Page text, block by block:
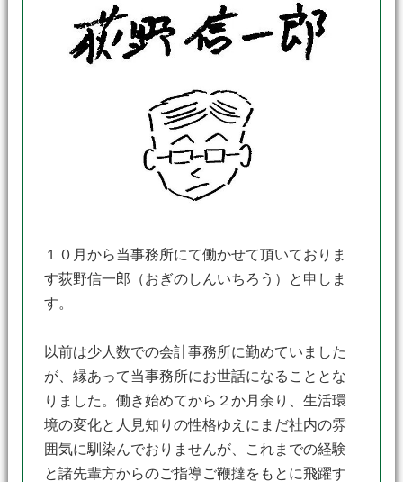
１０月から当事務所にて働かせて頂いておりま
す荻野信一郎（おぎのしんいちろう）と申しま
す。
以前は少人数での会計事務所に勤めていました
が、縁あって当事務所にお世話になることとな
りました。働き始めてから２か月余り、生活環
境の変化と人見知りの性格ゆえにまだ社内の雰
囲気に馴染んでおりませんが、これまでの経験
と諸先輩方からのご指導ご鞭撻をもとに飛躍す